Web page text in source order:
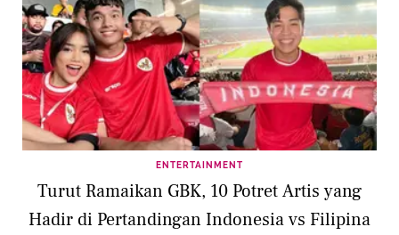
ENTERTAINMENT
Turut Ramaikan GBK, 10 Potret Artis yang
Hadir di Pertandingan Indonesia vs Filipina